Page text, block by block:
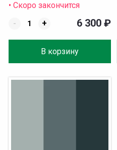
• Скоро закончится
-
+
В корзину
6 300 ₽